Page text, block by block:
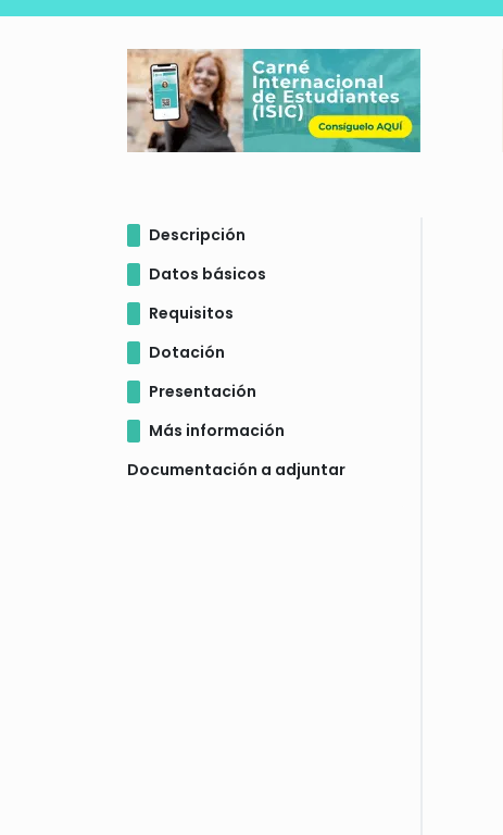
Descripción
Datos básicos
Requisitos
Dotación
Presentación
Más información
Documentación a adjuntar